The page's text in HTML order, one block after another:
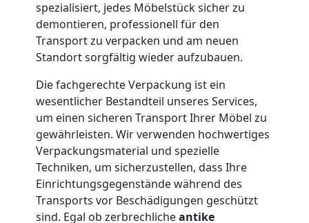
spezialisiert, jedes Möbelstück sicher zu
demontieren, professionell für den
Transport zu verpacken und am neuen
Standort sorgfältig wieder aufzubauen.
Die fachgerechte Verpackung ist ein
wesentlicher Bestandteil unseres Services,
um einen sicheren Transport Ihrer Möbel zu
gewährleisten. Wir verwenden hochwertiges
Verpackungsmaterial und spezielle
Techniken, um sicherzustellen, dass Ihre
Einrichtungsgegenstände während des
Transports vor Beschädigungen geschützt
sind. Egal ob zerbrechlicheantike
Wolfsberg
Full-
Service-
Umzug
Wolfsberg